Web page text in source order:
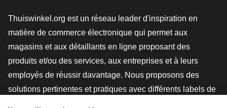
Thuiswinkel.org est un réseau leader d'inspiration en
matière de commerce électronique qui permet aux
magasins et aux détaillants en ligne proposant des
produits et/ou des services, aux entreprises et à leurs
employés de réussir davantage. Nous proposons des
solutions pertinentes et pratiques avec différents labels de